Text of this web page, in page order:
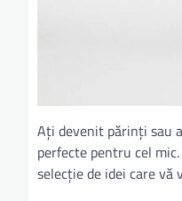
Ați devenit părinți sau
perfecte pentru cel
selecție de idei care vă